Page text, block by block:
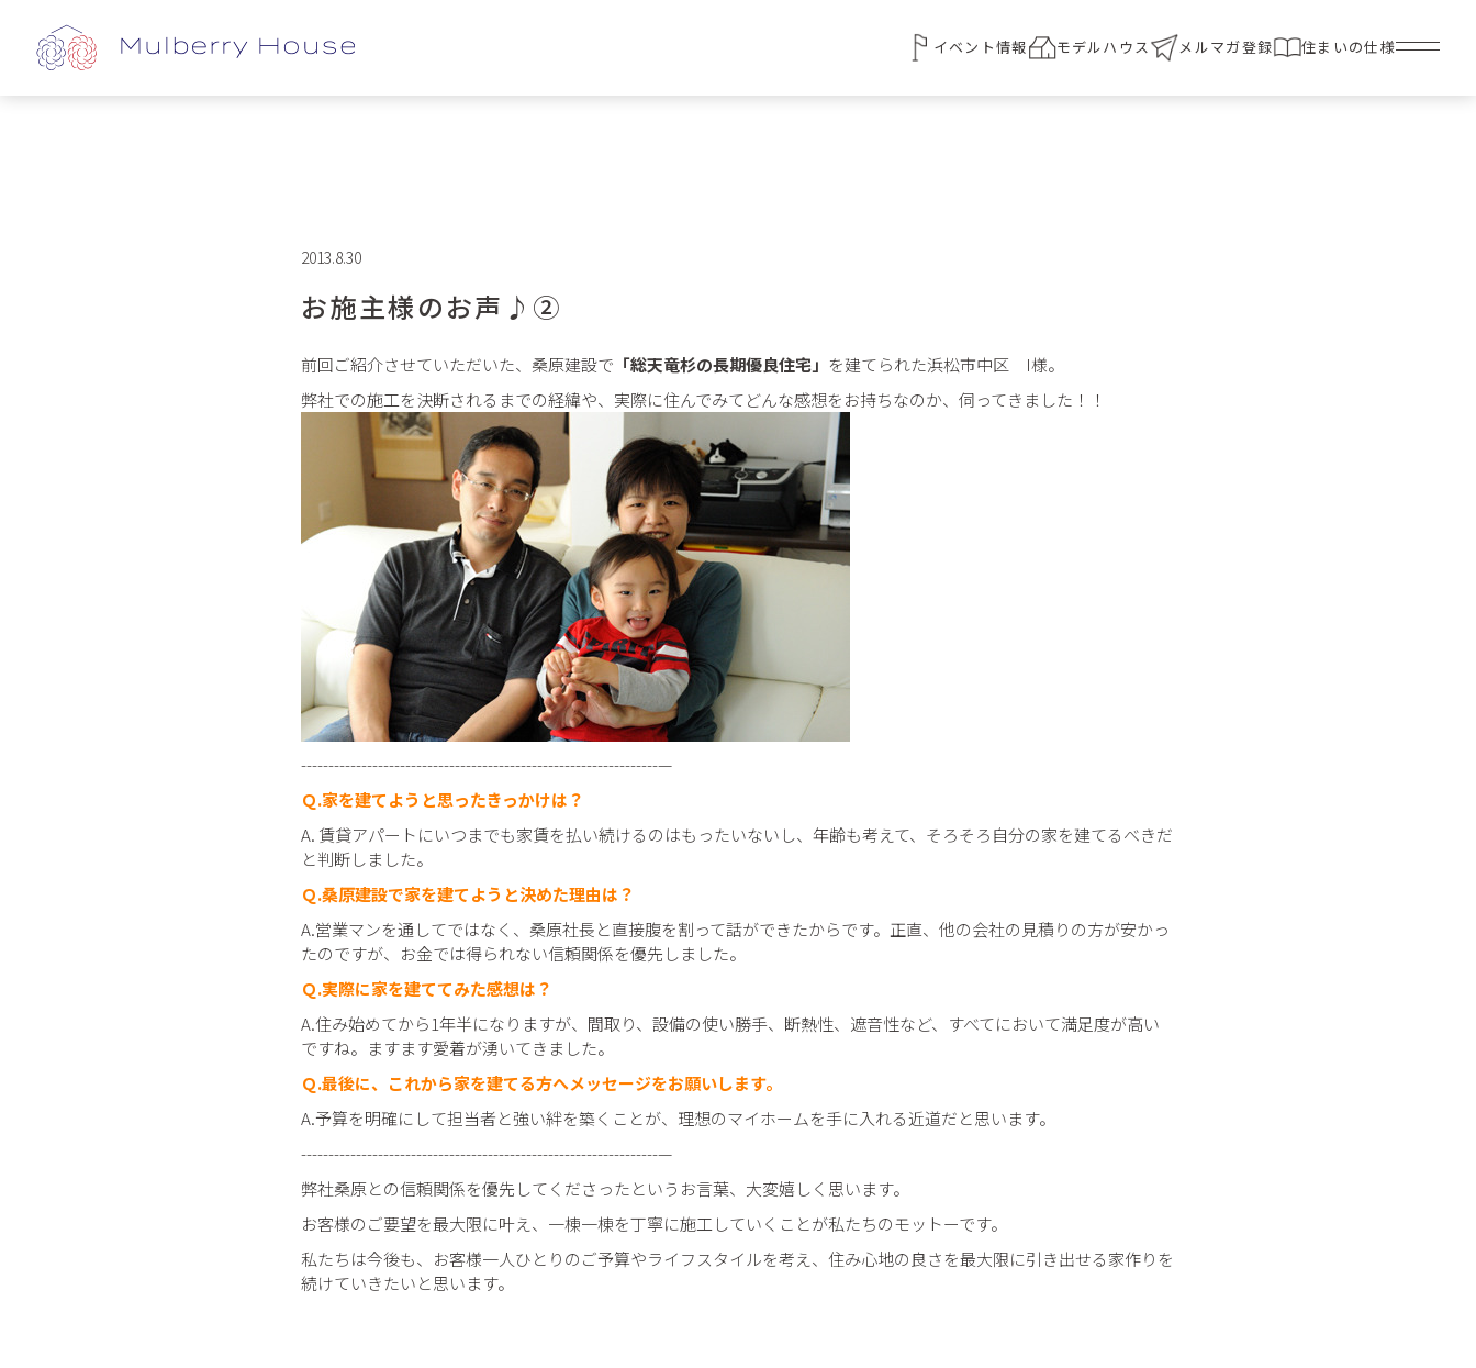
イベント情報 モデルハウス メルマガ登録 住まいの仕様
2013.8.30
お施主様のお声♪②
前回ご紹介させていただいた、桑原建設で 「総天竜杉の長期優良住宅」 を建てられた浜松市中区 I様。
弊社での施工を決断されるまでの経緯や、実際に住んでみてどんな感想をお持ちなのか、伺ってきました！！
-----------------------------------------------------------------—
Ｑ.家を建てようと思ったきっかけは？
A. 賃貸アパートにいつまでも家賃を払い続けるのはもったいないし、年齢も考えて、そろそろ自分の家を建てるべきだ
と判断しました。
Ｑ.桑原建設で家を建てようと決めた理由は？
A.営業マンを通してではなく、桑原社長と直接腹を割って話ができたからです。正直、他の会社の見積りの方が安かっ
たのですが、お金では得られない信頼関係を優先しました。
Ｑ.実際に家を建ててみた感想は？
A.住み始めてから1年半になりますが、間取り、設備の使い勝手、断熱性、遮音性など、すべてにおいて満足度が高い
ですね。ますます愛着が湧いてきました。
Ｑ.最後に、これから家を建てる方へメッセージをお願いします。
A.予算を明確にして担当者と強い絆を築くことが、理想のマイホームを手に入れる近道だと思います。
-----------------------------------------------------------------—
弊社桑原との信頼関係を優先してくださったというお言葉、大変嬉しく思います。
お客様のご要望を最大限に叶え、一棟一棟を丁寧に施工していくことが私たちのモットーです。
私たちは今後も、お客様一人ひとりのご予算やライフスタイルを考え、住み心地の良さを最大限に引き出せる家作りを
続けていきたいと思います。